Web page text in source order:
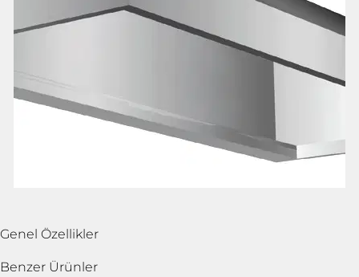
Genel Özellikler
Benzer Ürünler